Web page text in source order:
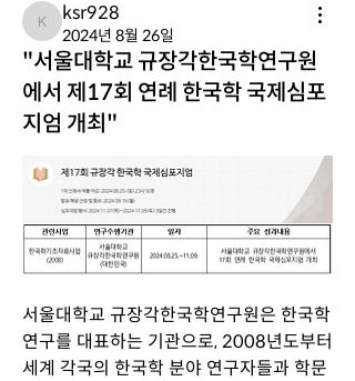
ksr928
ksr928
2024년 8월 26일
"서울대학교 규장각한국학연구원
에서 제17회 연례 한국학 국제심포
지엄 개최"
서울대학교 규장각한국학연구원은 한국학
연구를 대표하는 기관으로, 2008년도부터
세계 각국의 한국학 분야 연구자들과 학문